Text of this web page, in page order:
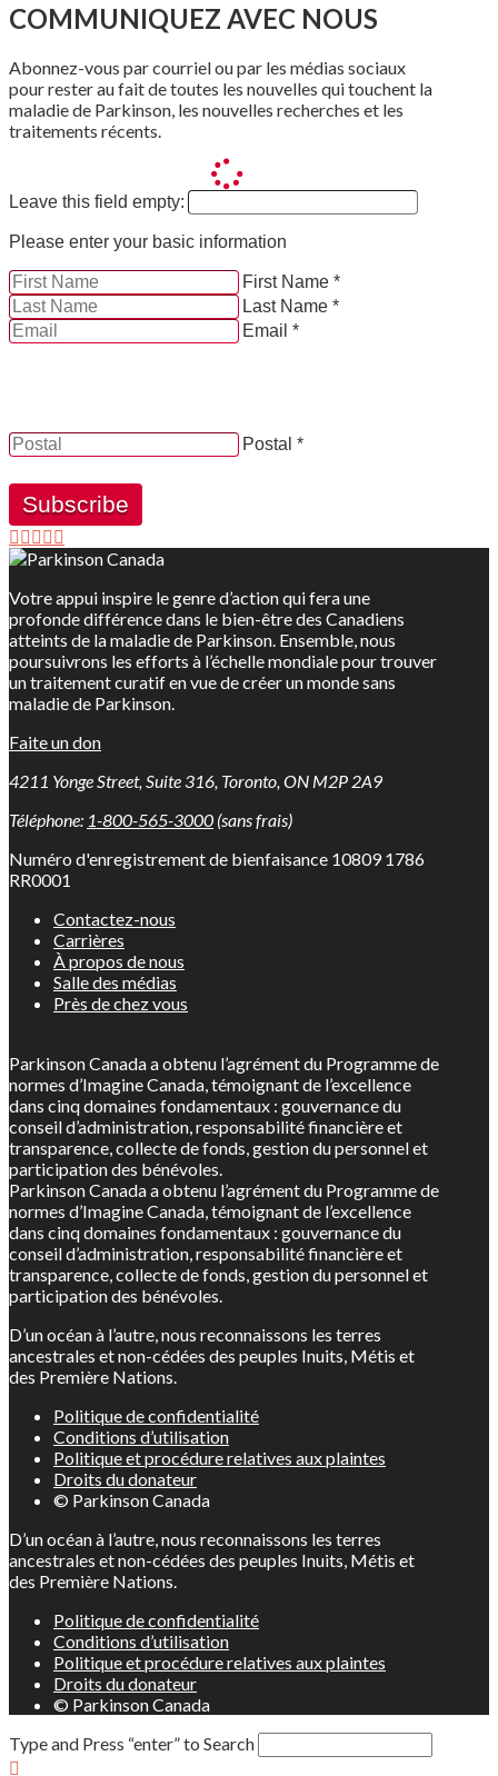
COMMUNIQUEZ AVEC NOUS
Abonnez-vous par courriel ou par les médias sociaux
pour rester au fait de toutes les nouvelles qui touchent la
maladie de Parkinson, les nouvelles recherches et les
traitements récents.
Leave this field empty:
Please enter your basic information
First Name *
Last Name *
Email *
Postal *
Subscribe
Votre appui inspire le genre d’action qui fera une
profonde différence dans le bien-être des Canadiens
atteints de la maladie de Parkinson. Ensemble, nous
poursuivrons les efforts à l’échelle mondiale pour trouver
un traitement curatif en vue de créer un monde sans
maladie de Parkinson.
Faite un don
4211 Yonge Street, Suite 316, Toronto, ON M2P 2A9
Téléphone: 1-800-565-3000 (sans frais)
Numéro d'enregistrement de bienfaisance 10809 1786
RR0001
Contactez-nous
Carrières
À propos de nous
Salle des médias
Près de chez vous
Parkinson Canada a obtenu l’agrément du Programme de
normes d’Imagine Canada, témoignant de l’excellence
dans cinq domaines fondamentaux : gouvernance du
conseil d’administration, responsabilité financière et
transparence, collecte de fonds, gestion du personnel et
participation des bénévoles.
Parkinson Canada a obtenu l’agrément du Programme de
normes d’Imagine Canada, témoignant de l’excellence
dans cinq domaines fondamentaux : gouvernance du
conseil d’administration, responsabilité financière et
transparence, collecte de fonds, gestion du personnel et
participation des bénévoles.
D’un océan à l’autre, nous reconnaissons les terres
ancestrales et non-cédées des peuples Inuits, Métis et
des Première Nations.
Politique de confidentialité
Conditions d’utilisation
Politique et procédure relatives aux plaintes
Droits du donateur
© Parkinson Canada
D’un océan à l’autre, nous reconnaissons les terres
ancestrales et non-cédées des peuples Inuits, Métis et
des Première Nations.
Politique de confidentialité
Conditions d’utilisation
Politique et procédure relatives aux plaintes
Droits du donateur
© Parkinson Canada
Type and Press “enter” to Search